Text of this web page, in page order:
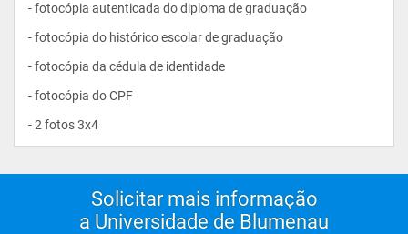
- fotocópia autenticada do diploma de graduação
- fotocópia do histórico escolar de graduação
- fotocópia da cédula de identidade
- fotocópia do CPF
- 2 fotos 3x4
Solicitar mais informação
a Universidade de Blumenau